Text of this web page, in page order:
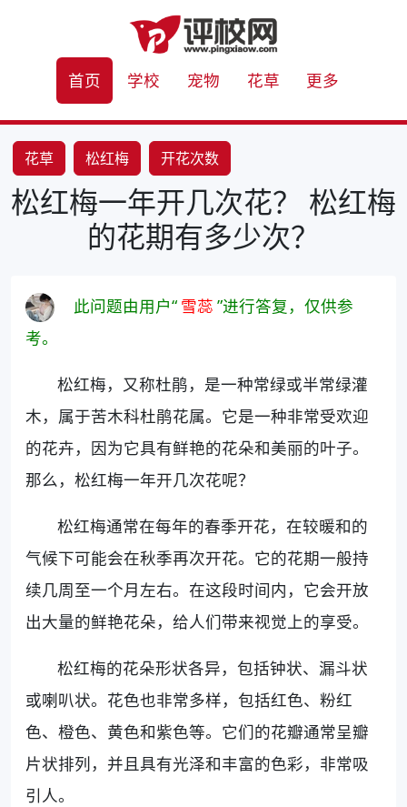
首页 学校 宠物 花草 更多
花草 松红梅 开花次数
松红梅一年开几次花？ 松红梅
的花期有多少次？
此问题由用户“ 雪蕊 ”进行答复，仅供参
考。
松红梅，又称杜鹃，是一种常绿或半常绿灌
木，属于苦木科杜鹃花属。它是一种非常受欢迎
的花卉，因为它具有鲜艳的花朵和美丽的叶子。
那么，松红梅一年开几次花呢？
松红梅通常在每年的春季开花，在较暖和的
气候下可能会在秋季再次开花。它的花期一般持
续几周至一个月左右。在这段时间内，它会开放
出大量的鲜艳花朵，给人们带来视觉上的享受。
松红梅的花朵形状各异，包括钟状、漏斗状
或喇叭状。花色也非常多样，包括红色、粉红
色、橙色、黄色和紫色等。它们的花瓣通常呈瓣
片状排列，并且具有光泽和丰富的色彩，非常吸
引人。